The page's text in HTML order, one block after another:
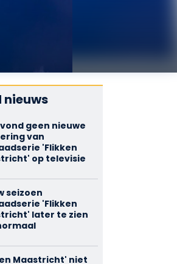
nieuws
geen nieuwe
van
'Flikken
op televisie
seizoen
'Flikken
later te zien
Maastricht' niet